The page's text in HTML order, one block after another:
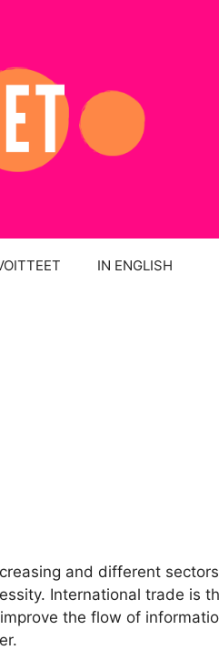
IN ENGLISH
and different
International trade is
the flow of